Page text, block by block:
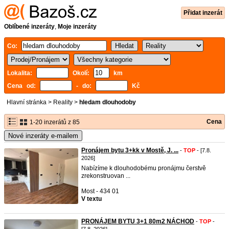
Přidat inzerát
Oblíbené inzeráty, Moje inzeráty
Co:
Lokalita: Okolí:
km
Cena od:
- do: Kč
Hlavní stránka > Reality > hledam dlouhodoby
1-20 inzerátů z 85 Cena
Nové inzeráty e-mailem
Pronájem bytu 3+kk v Mostě, J. ... - TOP - [7.8.
2026]
Nabízíme k dlouhodobému pronájmu čerstvě
zrekonstruovan ...
Most - 434 01
V textu
PRONÁJEM BYTU 3+1 80m2 NÁCHOD - TOP -